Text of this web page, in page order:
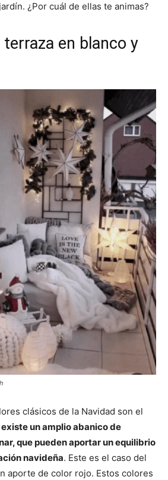
¿Por cuál de ellas te animas?
terraza en blanco y
clásicos de la Navidad son el
existe un amplio abanico de
que pueden aportar un equilibrio
navideña. Este es el caso del
aporte de color rojo. Estos colores